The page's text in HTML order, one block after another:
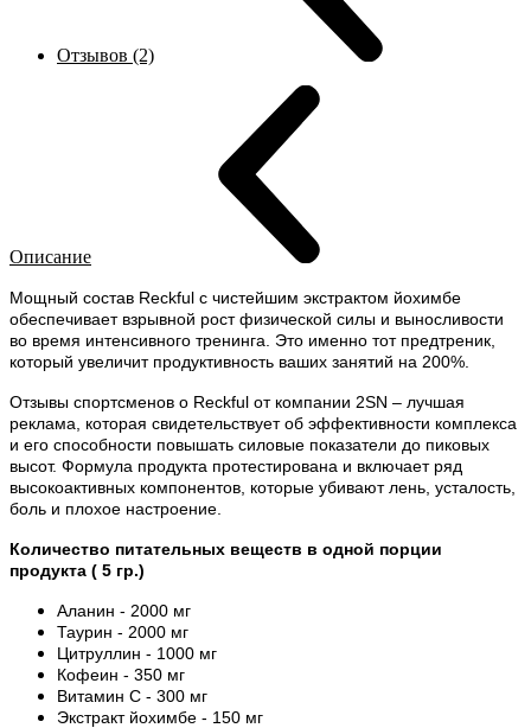
Отзывов (2)
Описание
Мощный состав Reckful с чистейшим экстрактом йохимбе
обеспечивает взрывной рост физической силы и выносливости
во время интенсивного тренинга. Это именно тот предтреник,
который увеличит продуктивность ваших занятий на 200%.
Отзывы спортсменов о Reckful от компании 2SN – лучшая
реклама, которая свидетельствует об эффективности комплекса
и его способности повышать силовые показатели до пиковых
высот. Формула продукта протестирована и включает ряд
высокоактивных компонентов, которые убивают лень, усталость,
боль и плохое настроение.
Количество питательных веществ в одной порции
продукта ( 5 гр.)
Аланин - 2000 мг
Таурин - 2000 мг
Цитруллин - 1000 мг
Кофеин - 350 мг
Витамин С - 300 мг
Экстракт йохимбе - 150 мг